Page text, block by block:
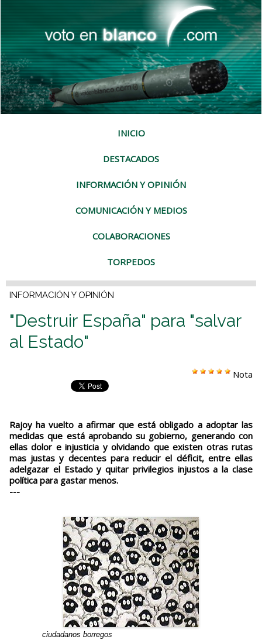
INICIO
DESTACADOS
INFORMACIÓN Y OPINIÓN
COMUNICACIÓN Y MEDIOS
COLABORACIONES
TORPEDOS
INFORMACIÓN Y OPINIÓN
"Destruir España" para "salvar
al Estado"
Nota
Rajoy ha vuelto a afirmar que está obligado a adoptar las
medidas que está aprobando su gobierno, generando con
ellas dolor e injusticia y olvidando que existen otras rutas
mas justas y decentes para reducir el déficit, entre ellas
adelgazar el Estado y quitar privilegios injustos a la clase
política para gastar menos.
---
ciudadanos borregos